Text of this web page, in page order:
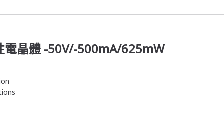
電晶體 -50V/-500mA/625mW